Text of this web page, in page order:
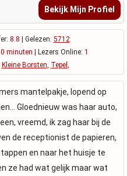
Bekijk Mijn Profiel
8.8 | Gelezen: 5712
minuten | Lezers Online: 1
Kleine Borsten, Tepel ,
mantelpakje, lopend op
Gloednieuw was haar auto,
vreemd, ik zag haar bij de
de receptionist de papieren,
en naar het huisje te
ze had wat gelijk maar wat